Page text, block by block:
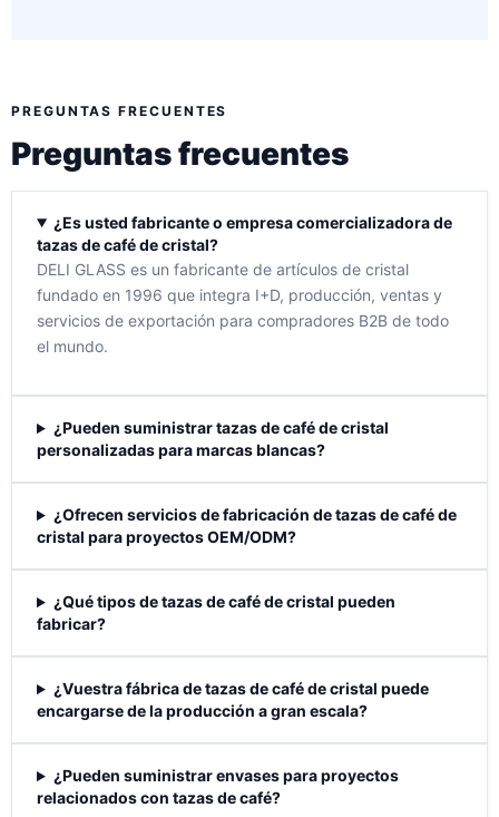
PREGUNTAS FRECUENTES
Preguntas frecuentes
¿Es usted fabricante o empresa comercializadora de
tazas de café de cristal?
DELI GLASS es un fabricante de artículos de cristal
fundado en 1996 que integra I+D, producción, ventas y
servicios de exportación para compradores B2B de todo
el mundo.
¿Pueden suministrar tazas de café de cristal
personalizadas para marcas blancas?
¿Ofrecen servicios de fabricación de tazas de café de
cristal para proyectos OEM/ODM?
¿Qué tipos de tazas de café de cristal pueden
fabricar?
¿Vuestra fábrica de tazas de café de cristal puede
encargarse de la producción a gran escala?
¿Pueden suministrar envases para proyectos
relacionados con tazas de café?